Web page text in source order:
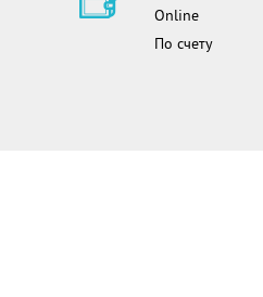
Online
По счету